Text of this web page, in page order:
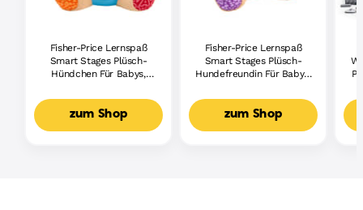
Fisher-Price Lernspaß
Smart Stages Plüsch-
Hündchen Für Babys,
Lernspielzeug,
Mehrsprachige Version
zum Shop
Fisher-Price Lernspaß
Smart Stages Plüsch-
Hundefreundin Für Babys,
Lernspielzeug,
Mehrsprachige Version
zum Shop